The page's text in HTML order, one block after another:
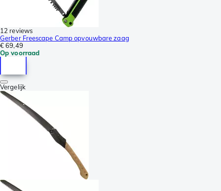
12 reviews
Gerber Freescape Camp opvouwbare zaag
€ 69,49
Op voorraad
Vergelijk